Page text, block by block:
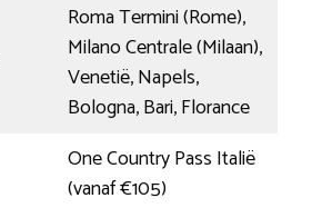
Roma Termini (Rome),
Milano Centrale (Milaan),
Venetië, Napels,
Bologna, Bari, Florance
One Country Pass Italië
(vanaf €105)